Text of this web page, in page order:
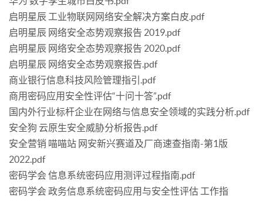
启明星辰 工业物联网网络安全解决方案白皮.pdf
启明星辰 网络安全态势观察报告 2019.pdf
启明星辰 网络安全态势观察报告 2020.pdf
启明星辰 网络安全态势观察报告.pdf
商业银行信息科技风险管理指引.pdf
商用密码应用安全性评估“十问十答”.pdf
国内外行业标杆企业在网络与信息安全领域的实践分析.pdf
安全狗 云原生安全威胁分析报告.pdf
安全营销 喵喵站 网安新兴赛道及厂商速查指南-第1版
2022.pdf
密码学会 信息系统密码应用测评过程指南.pdf
密码学会 政务信息系统密码应用与安全性评估 工作指